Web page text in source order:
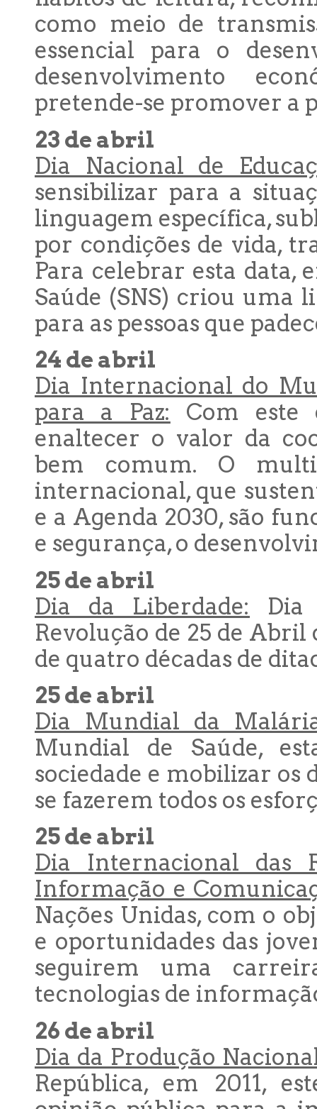
como meio de
essencial para o
desenvolvimento
pretende-se promover a
23 de abril
Dia Nacional de
sensibilizar para a
linguagem específica,
por condições de vida,
Para celebrar esta data,
Saúde (SNS) criou uma
para as pessoas que
24 de abril
Dia Internacional do
para a Paz: Com este
enaltecer o valor da
bem comum. O
internacional, que
e a Agenda 2030, são
e segurança, o
25 de abril
Dia da Liberdade: Dia
Revolução de 25 de Abril
de quatro décadas de
25 de abril
Dia Mundial da
Mundial de Saúde,
sociedade e mobilizar os
se fazerem todos os
25 de abril
Dia Internacional das
Informação e
Nações Unidas, com o
e oportunidades das
seguirem uma
tecnologias de
26 de abril
Dia da Produção
República, em 2011,